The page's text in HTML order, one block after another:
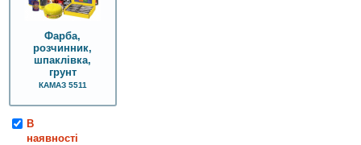
Фарба,
розчинник,
шпаклівка,
грунт
КАМАЗ 5511
В
наявності